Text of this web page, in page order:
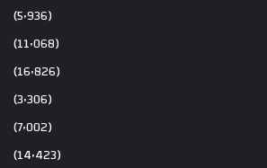
(5٬936)
(11٬068)
(16٬826)
(3٬306)
(7٬002)
(14٬423)